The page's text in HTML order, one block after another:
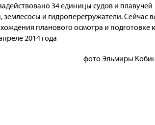
34 единицы судов и плавучей
и гидроперегружатели. Сейчас
планового осмотра и подготовке к
2014 года
фото Эльмиры